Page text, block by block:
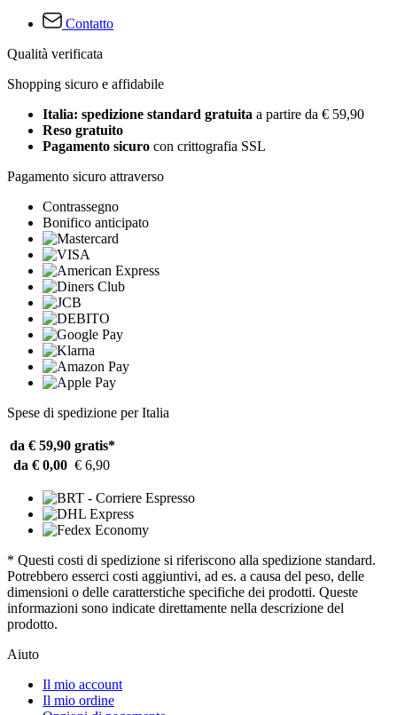
Contatto
Qualità verificata
Shopping sicuro e affidabile
Italia: spedizione standard gratuita a partire da € 59,90
Reso gratuito
Pagamento sicuro con crittografia SSL
Pagamento sicuro attraverso
Contrassegno
Bonifico anticipato
Spese di spedizione per Italia
da € 59,90 gratis*
da € 0,00 € 6,90
* Questi costi di spedizione si riferiscono alla spedizione standard.
Potrebbero esserci costi aggiuntivi, ad es. a causa del peso, delle
dimensioni o delle caratterstiche specifiche dei prodotti. Queste
informazioni sono indicate direttamente nella descrizione del
prodotto.
Aiuto
Il mio account
Il mio ordine